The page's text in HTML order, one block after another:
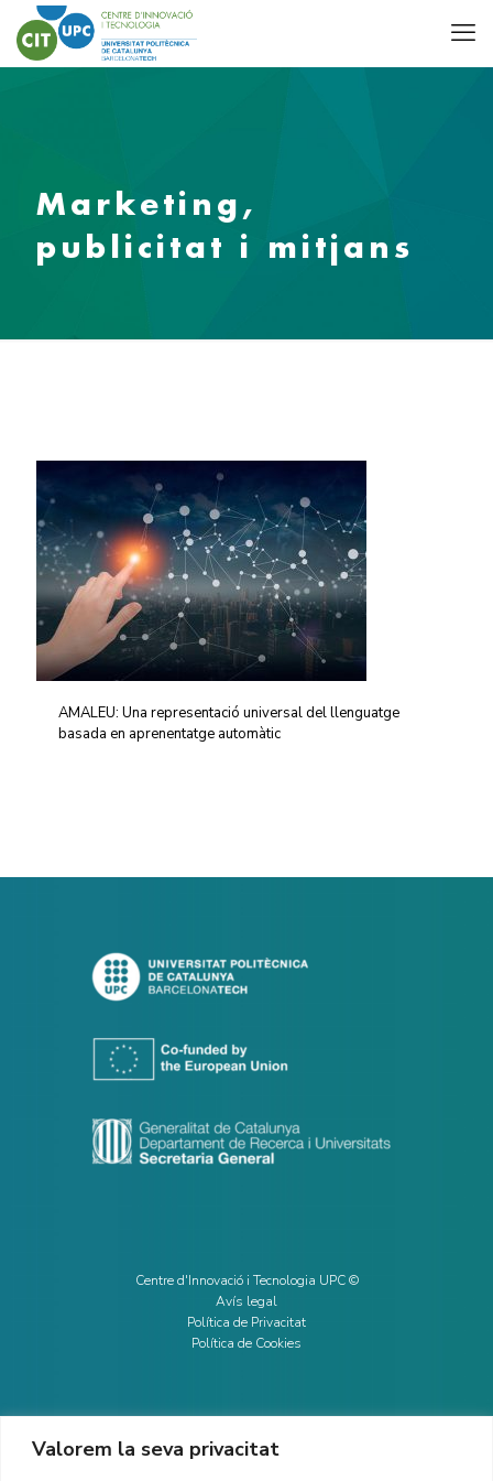
Valorem la seva privacitat
Marketing,
publicitat i mitjans
AMALEU: Una representació universal del llenguatge
basada en aprenentatge automàtic
Centre d'Innovació i Tecnologia UPC ©
Avís legal
Política de Privacitat
Política de Cookies
CONTACTE